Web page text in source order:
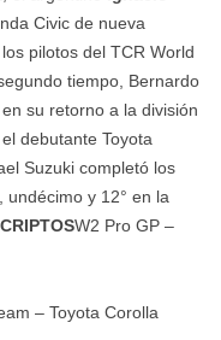
Civic de nueva
pilotos del TCR World
tiempo, Bernardo
su retorno a la división
debutante Toyota
Suzuki completó los
y 12° en la
W2 Pro GP –
– Toyota Corolla